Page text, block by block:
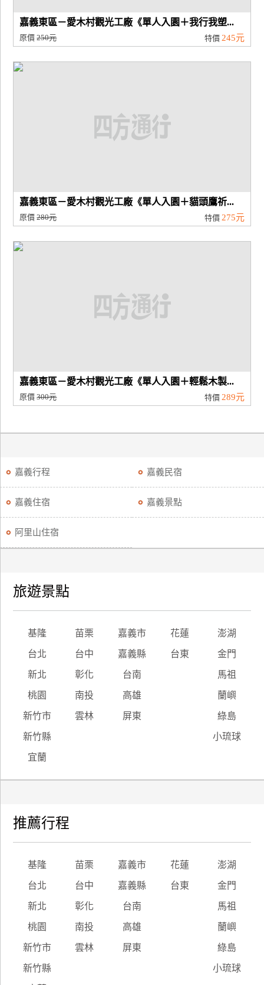
嘉義東區－愛木村觀光工廠《單人入園＋我行我塑...
原價250元 特價 245元
嘉義東區－愛木村觀光工廠《單人入園＋貓頭鷹祈...
原價280元 特價 275元
嘉義東區－愛木村觀光工廠《單人入園＋輕鬆木製...
原價300元 特價 289元
嘉義行程 嘉義民宿
嘉義住宿 嘉義景點
阿里山住宿
旅遊景點
基隆 苗栗 嘉義市 花蓮 澎湖
台北 台中 嘉義縣 台東 金門
新北 彰化 台南 馬祖
桃園 南投 高雄 蘭嶼
新竹市 雲林 屏東 綠島
新竹縣 小琉球
宜蘭
推薦行程
基隆 苗栗 嘉義市 花蓮 澎湖
台北 台中 嘉義縣 台東 金門
新北 彰化 台南 馬祖
桃園 南投 高雄 蘭嶼
新竹市 雲林 屏東 綠島
新竹縣 小琉球